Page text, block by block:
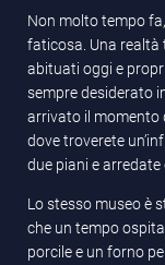
Non molto tempo
faticosa. Una realtà
abituati oggi e
sempre desiderato
arrivato il momento
dove troverete
due piani e arredate
Lo stesso museo è
che un tempo
porcile e un forno